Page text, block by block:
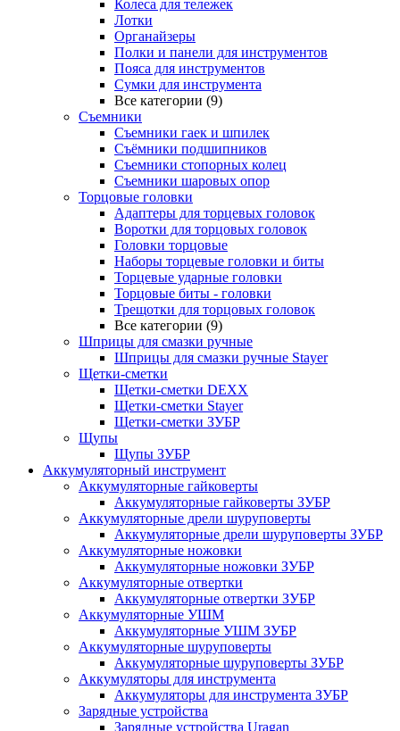
Колеса для тележек
Лотки
Органайзеры
Полки и панели для инструментов
Пояса для инструментов
Сумки для инструмента
Все категории (9)
Съемники
Съемники гаек и шпилек
Съёмники подшипников
Съемники стопорных колец
Съемники шаровых опор
Торцовые головки
Адаптеры для торцевых головок
Воротки для торцовых головок
Головки торцовые
Наборы торцевые головки и биты
Торцевые ударные головки
Торцовые биты - головки
Трещотки для торцовых головок
Все категории (9)
Шприцы для смазки ручные
Шприцы для смазки ручные Stayer
Щетки-сметки
Щетки-сметки DEXX
Щетки-сметки Stayer
Щетки-сметки ЗУБР
Щупы
Щупы ЗУБР
Аккумуляторный инструмент
Аккумуляторные гайковерты
Аккумуляторные гайковерты ЗУБР
Аккумуляторные дрели шуруповерты
Аккумуляторные дрели шуруповерты ЗУБР
Аккумуляторные ножовки
Аккумуляторные ножовки ЗУБР
Аккумуляторные отвертки
Аккумуляторные отвертки ЗУБР
Аккумуляторные УШМ
Аккумуляторные УШМ ЗУБР
Аккумуляторные шуруповерты
Аккумуляторные шуруповерты ЗУБР
Аккумуляторы для инструмента
Аккумуляторы для инструмента ЗУБР
Зарядные устройства
Зарядные устройства Uragan